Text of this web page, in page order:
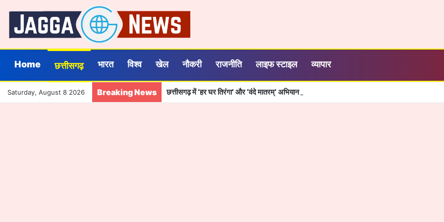
Home छत्तीसगढ़ भारत विश्व खेल नौकरी राजनीति लाइफ स्टाइल व्यापार
Saturday, August 8 2026 Breaking News छत्तीसगढ़ में ‘हर घर तिरंगा’ और ‘वंदे मातरम्’ अभियान की धूम